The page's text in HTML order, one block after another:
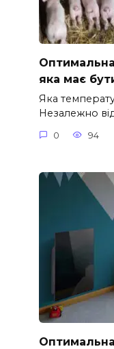
яка має
Яка
Незалежно
0 94
Оптимальна